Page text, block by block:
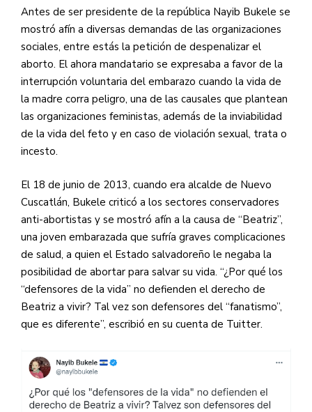
Antes de ser presidente de la república Nayib Bukele se
mostró afín a diversas demandas de las organizaciones
sociales, entre estás la petición de despenalizar el
aborto. El ahora mandatario se expresaba a favor de la
interrupción voluntaria del embarazo cuando la vida de
la madre corra peligro, una de las causales que plantean
las organizaciones feministas, además de la inviabilidad
de la vida del feto y en caso de violación sexual, trata o
incesto.
El 18 de junio de 2013, cuando era alcalde de Nuevo
Cuscatlán, Bukele criticó a los sectores conservadores
anti-abortistas y se mostró afín a la causa de “Beatriz”,
una joven embarazada que sufría graves complicaciones
de salud, a quien el Estado salvadoreño le negaba la
posibilidad de abortar para salvar su vida. “¿Por qué los
“defensores de la vida” no defienden el derecho de
Beatriz a vivir? Tal vez son defensores del “fanatismo”,
que es diferente”, escribió en su cuenta de Tuitter.